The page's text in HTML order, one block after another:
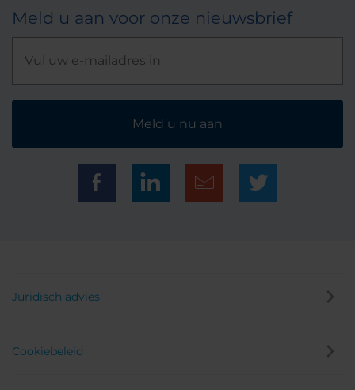
Meld u aan voor onze nieuwsbrief
Meld u nu aan
Juridisch advies
Cookiebeleid